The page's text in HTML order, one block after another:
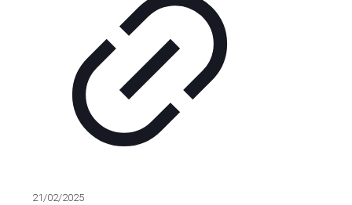
21/02/2025